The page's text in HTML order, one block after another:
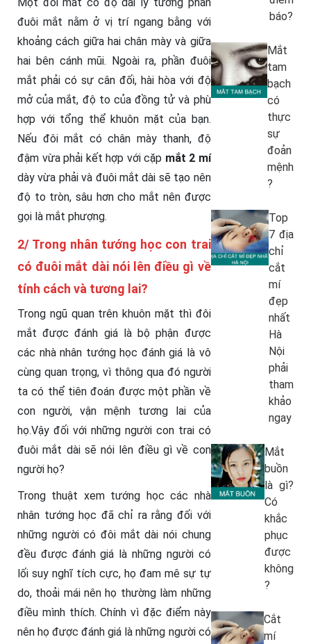
đuôi mắt nằm ở vị trí ngang bằng với
khoảng cách giữa hai chân mày và giữa
hai bên cánh mũi. Ngoài ra, phần đuôi
mắt phải có sự cân đối, hài hòa với độ
mở của mắt, độ to của đồng tử và phù
hợp với tổng thể khuôn mặt của bạn.
Nếu đôi mắt có chân mày thanh, độ
đậm vừa phải kết hợp với cặp mắt 2 mí
dày vừa phải và đuôi mắt dài sẽ tạo nên
độ to tròn, sâu hơn cho mắt nên được
gọi là mắt phượng.
2/ Trong nhân tướng học con trai
có đuôi mắt dài nói lên điều gì về
tính cách và tương lai?
Trong ngũ quan trên khuôn mặt thì đôi
mắt được đánh giá là bộ phận được
các nhà nhân tướng học đánh giá là vô
cùng quan trọng, vì thông qua đó người
ta có thể tiên đoán được một phần về
con người, vận mệnh tương lai của
họ.Vậy đối với những người con trai có
đuôi mắt dài sẽ nói lên điều gì về con
người họ?
Trong thuật xem tướng học các nhà
nhân tướng học đã chỉ ra rằng đối với
những người có đôi mắt dài nói chung
đều được đánh giá là những người có
lối suy nghĩ tích cực, họ đam mê sự tự
do, thoải mái nên họ thường làm những
điều mình thích. Chính vì đặc điểm này
nên họ được đánh giá là những người có
báo?
Mắt
tam
bạch
có
thực
sự
đoản
mệnh
?
Top
7 địa
chỉ
cắt
mí
đẹp
nhất
Hà
Nội
phải
tham
khảo
ngay
Mắt
buồn
là gì?
Có
khắc
phục
được
không
?
Cắt
mí